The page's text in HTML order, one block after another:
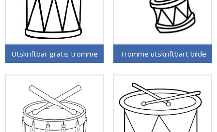
Utskriftbar gratis tromme Tromme utskriftbart bilde